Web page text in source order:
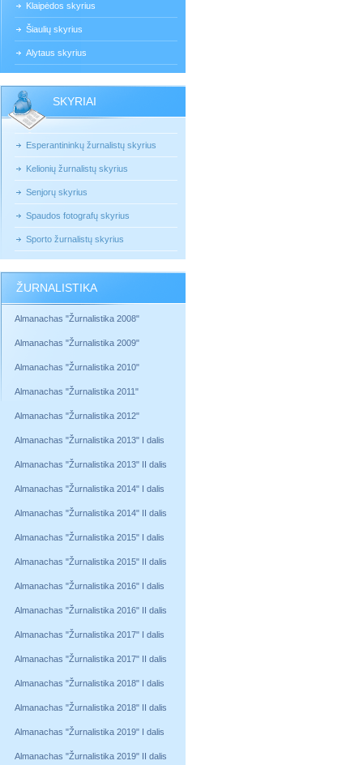
Klaipėdos skyrius
Šiaulių skyrius
Alytaus skyrius
SKYRIAI
Esperantininkų žurnalistų skyrius
Kelionių žurnalistų skyrius
Senjorų skyrius
Spaudos fotografų skyrius
Sporto žurnalistų skyrius
ŽURNALISTIKA
Almanachas "Žurnalistika 2008"
Almanachas "Žurnalistika 2009"
Almanachas "Žurnalistika 2010"
Almanachas "Žurnalistika 2011"
Almanachas "Žurnalistika 2012"
Almanachas "Žurnalistika 2013" I dalis
Almanachas "Žurnalistika 2013" II dalis
Almanachas "Žurnalistika 2014" I dalis
Almanachas "Žurnalistika 2014" II dalis
Almanachas "Žurnalistika 2015" I dalis
Almanachas "Žurnalistika 2015" II dalis
Almanachas "Žurnalistika 2016" I dalis
Almanachas "Žurnalistika 2016" II dalis
Almanachas "Žurnalistika 2017" I dalis
Almanachas "Žurnalistika 2017" II dalis
Almanachas "Žurnalistika 2018" I dalis
Almanachas "Žurnalistika 2018" II dalis
Almanachas "Žurnalistika 2019" I dalis
Almanachas "Žurnalistika 2019" II dalis